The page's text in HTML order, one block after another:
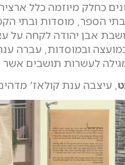
הספר, מוסדות ובתי
אבן יהודה לקחה על
לעשרות תושבים אשר
, עיצבה ענת קולאז'